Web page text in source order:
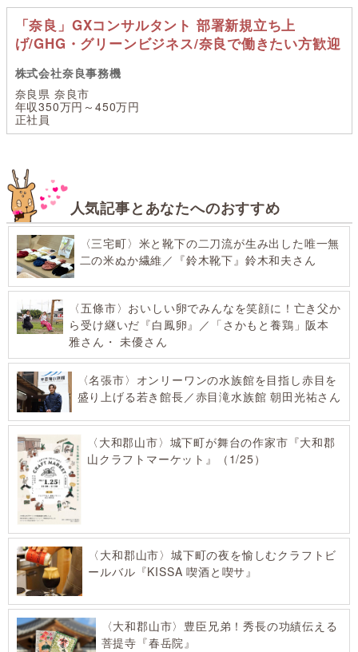
「奈良」GXコンサルタント 部署新規立ち上
げ/GHG・グリーンビジネス/奈良で働きたい方歓迎
株式会社奈良事務機
奈良県 奈良市
年収350万円～450万円
正社員
人気記事とあなたへのおすすめ
〈三宅町〉米と靴下の二刀流が生み出した唯一無
二の米ぬか繊維／『鈴木靴下』鈴木和夫さん
〈五條市〉おいしい卵でみんなを笑顔に！亡き父か
ら受け継いだ『白鳳卵』／「さかもと養鶏」阪本
雅さん・ 未優さん
〈名張市〉オンリーワンの水族館を目指し赤目を
盛り上げる若き館長／赤目滝水族館 朝田光祐さん
〈大和郡山市〉城下町が舞台の作家市『大和郡
山クラフトマーケット』（1/25）
〈大和郡山市〉城下町の夜を愉しむクラフトビ
ールバル『KISSA 喫酒と喫サ』
〈大和郡山市〉豊臣兄弟！秀長の功績伝える
菩提寺『春岳院』